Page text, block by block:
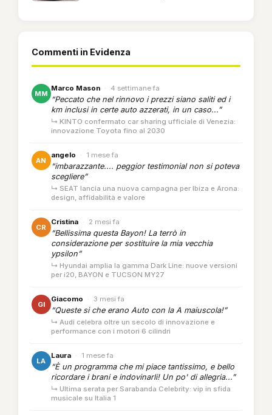
Commenti in Evidenza
MM
Marco Mason · 4 settimane fa
“Peccato che nel rinnovo i prezzi siano saliti ed i
km inclusi in certe auto azzerati, in un caso...”
↳ KINTO confermato car sharing ufficiale di Venezia:
innovazione Toyota fino al 2030
AN
angelo · 1 mese fa
“imbarazzante.... peggior testimonial non si poteva
scegliere”
↳ SEAT lancia una nuova campagna per Ibiza e Arona:
design, affidabilità e valore
CR
Cristina · 2 mesi fa
“Bellissima questa Bayon! La terrò in
considerazione per sostituire la mia vecchia
ypsilon”
↳ Hyundai amplia la gamma Dark Line: nuove versioni
per i20, BAYON e TUCSON MY27
GI
Giacomo · 3 mesi fa
“Queste si che erano Auto con la A maiuscola!”
↳ Audi celebra oltre un secolo di innovazione e
performance con i motori 6 cilindri
LA
Laura · 1 mese fa
“È un programma che mi piace tantissimo, e bello
ricordare i brani e indovinarli! Un po' di allegria...”
↳ Ultima serata per Sarabanda Celebrity: vip in sfida
musicale su Italia 1